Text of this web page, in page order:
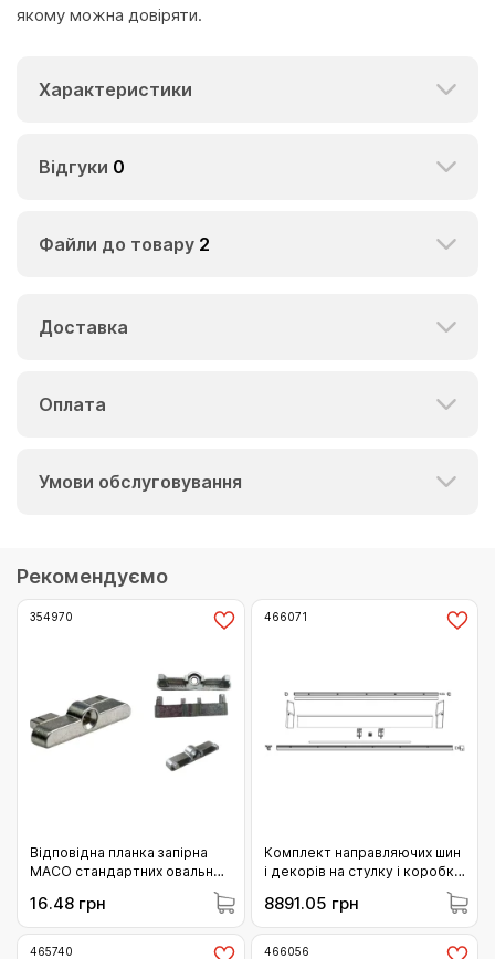
якому можна довіряти.
Характеристики
Відгуки 0
Файли до товару 2
Доставка
Оплата
Умови обслуговування
Рекомендуємо
354970
Відповідна планка запірна
МАСО стандартних овальних
системи Rehau (354970)
16.48 грн
466071
Комплект направляючих шин
і декорів на стулку і коробку
MACO SKBS/SE/Z/PAS L=2.230
FFB 901-1050 бронзовий
(466071)
8891.05 грн
465740 466056